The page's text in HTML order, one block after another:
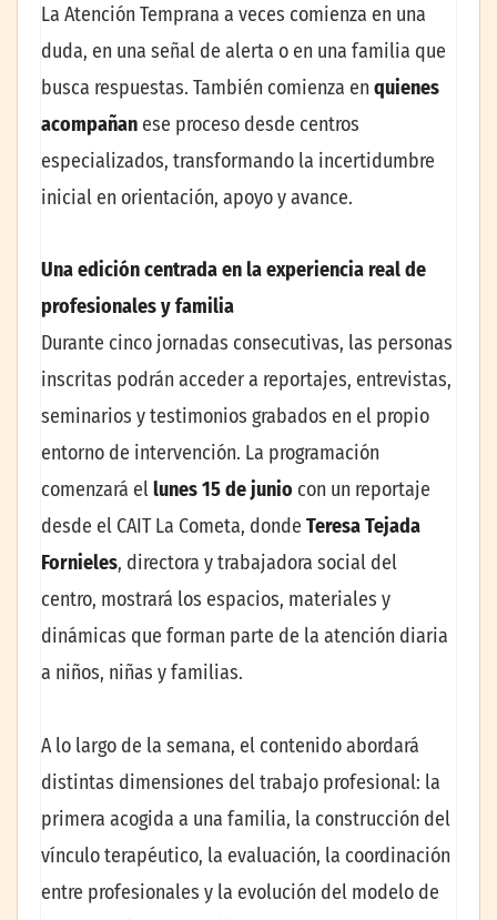
La Atención Temprana a veces comienza en una
duda, en una señal de alerta o en una familia que
busca respuestas. También comienza en quienes
acompañan ese proceso desde centros
especializados, transformando la incertidumbre
inicial en orientación, apoyo y avance.
Una edición centrada en la experiencia real de
profesionales y familia
Durante cinco jornadas consecutivas, las personas
inscritas podrán acceder a reportajes, entrevistas,
seminarios y testimonios grabados en el propio
entorno de intervención. La programación
comenzará ellunes 15 de junio con un reportaje
desde el CAIT La Cometa, donde Teresa Tejada
Fornieles, directora y trabajadora social del
centro, mostrará los espacios, materiales y
dinámicas que forman parte de la atención diaria
a niños, niñas y familias.
A lo largo de la semana, el contenido abordará
distintas dimensiones del trabajo profesional: la
primera acogida a una familia, la construcción del
vínculo terapéutico, la evaluación, la coordinación
entre profesionales y la evolución del modelo de